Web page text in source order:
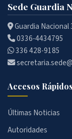
Sede Guardia
Guardia Nacional
0336-4434795
336 428-9185
Accesos Rápidos
Últimas Noticias
Autoridades